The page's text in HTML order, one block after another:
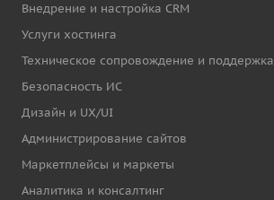
Внедрение и настройка CRM
Услуги хостинга
Техническое сопровождение и поддержка
Безопасность ИС
Дизайн и UX/UI
Администрирование сайтов
Маркетплейсы и маркеты
Аналитика и консалтинг